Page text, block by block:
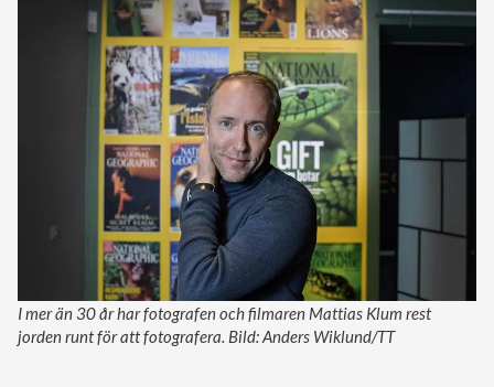
I mer än 30 år har fotografen och filmaren Mattias Klum rest
jorden runt för att fotografera. Bild: Anders Wiklund/TT